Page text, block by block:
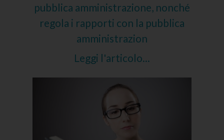
pubblica amministrazione, nonché
regola i rapporti con la pubblica
amministrazion
Leggi l'articolo...